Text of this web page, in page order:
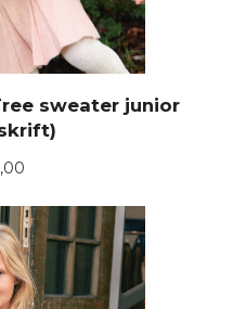
sweater junior